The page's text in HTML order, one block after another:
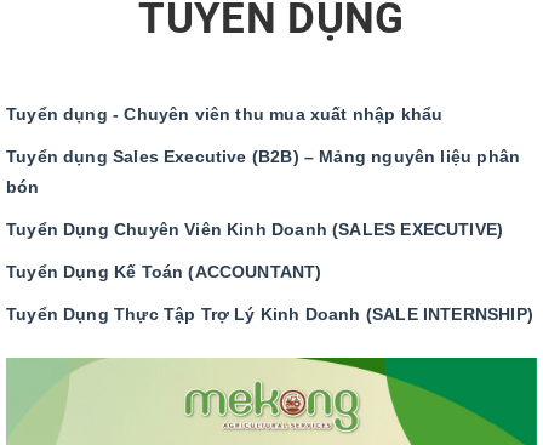
TUYỂN DỤNG
Tuyển dụng - Chuyên viên thu mua xuất nhập khẩu
Tuyển dụng Sales Executive (B2B) – Mảng nguyên liệu phân
bón
Tuyển Dụng Chuyên Viên Kinh Doanh (SALES EXECUTIVE)
Tuyển Dụng Kế Toán (ACCOUNTANT)
Tuyển Dụng Thực Tập Trợ Lý Kinh Doanh (SALE INTERNSHIP)